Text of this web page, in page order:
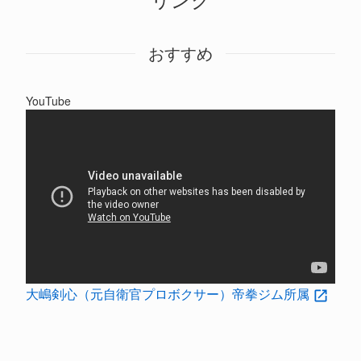
おすすめ
YouTube
大嶋剣心（元自衛官プロボクサー）帝拳ジム所属